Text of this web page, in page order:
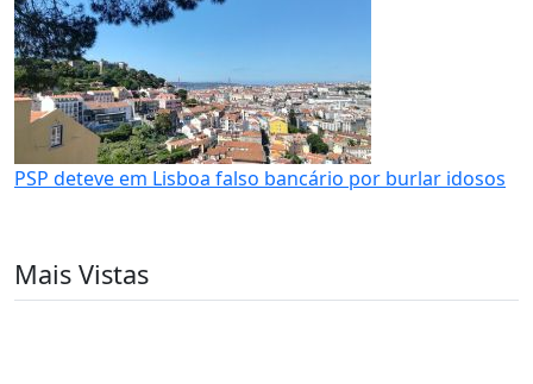
PSP deteve em Lisboa falso bancário por burlar idosos
Mais Vistas